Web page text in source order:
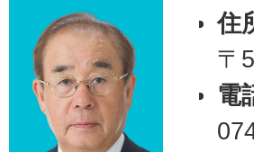
住
〒
電